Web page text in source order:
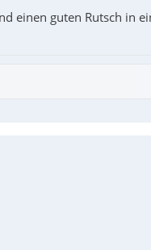
einen guten Rutsch in